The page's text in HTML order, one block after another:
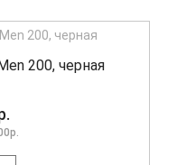
200, черная